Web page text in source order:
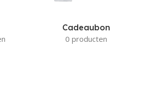
Cadeaubon
0 producten